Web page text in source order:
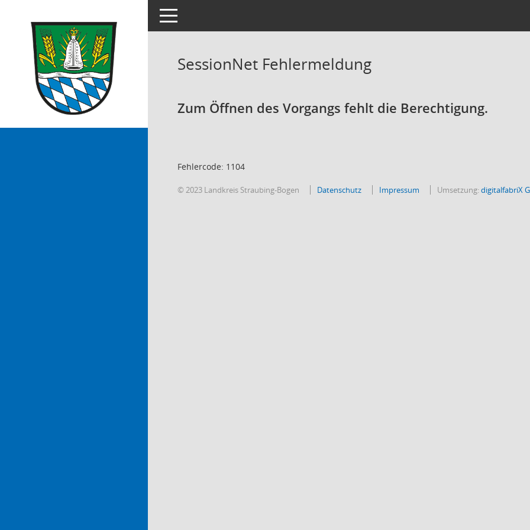
Toggle navigation
SessionNet Fehlermeldung
Zum Öffnen des Vorgangs fehlt die Berechtigung.
Fehlercode: 1104
© 2023 Landkreis Straubing-Bogen Datenschutz Impressum Umsetzung:digitalfabriX